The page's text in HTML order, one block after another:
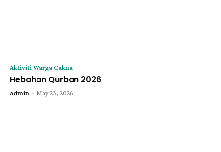
Aktiviti Warga Cakna
Hebahan Qurban 2026
admin - May 23, 2026